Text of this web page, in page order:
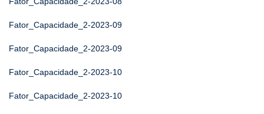
Fator_Capacidade_2-2023-09
Fator_Capacidade_2-2023-09
Fator_Capacidade_2-2023-10
Fator_Capacidade_2-2023-10